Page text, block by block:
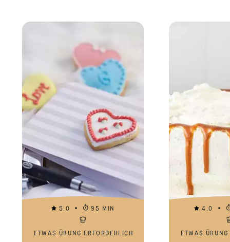
5.0 95 MIN
ETWAS ÜBUNG ERFORDERLICH
4.0
ETWAS